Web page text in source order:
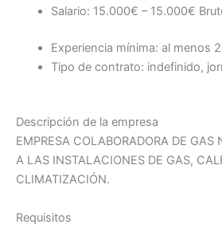
Salario: 15.000€ – 15.000€
Experiencia mínima: al menos
Tipo de contrato: indefinido,
Descripción de la empresa
EMPRESA COLABORADORA DE GAS
A LAS INSTALACIONES DE GAS,
CLIMATIZACIÓN.
Requisitos